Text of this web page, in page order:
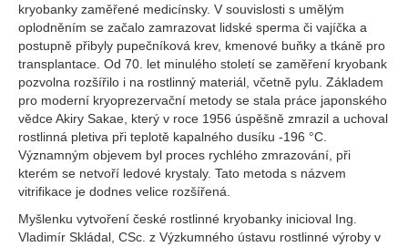
kryobanky zaměřené medicínsky. V souvislosti s umělým
oplodněním se začalo zamrazovat lidské sperma či vajíčka a
postupně přibyly pupečníková krev, kmenové buňky a tkáně pro
transplantace. Od 70. let minulého století se zaměření kryobank
pozvolna rozšířilo i na rostlinný materiál, včetně pylu. Základem
pro moderní kryoprezervační metody se stala práce japonského
vědce Akiry Sakae, který v roce 1956 úspěšně zmrazil a uchoval
rostlinná pletiva při teplotě kapalného dusíku -196 °C.
Významným objevem byl proces rychlého zmrazování, při
kterém se netvoří ledové krystaly. Tato metoda s názvem
vitrifikace je dodnes velice rozšířená.
Myšlenku vytvoření české rostlinné kryobanky inicioval Ing.
Vladimír Skládal, CSc. z Výzkumného ústavu rostlinné výroby v